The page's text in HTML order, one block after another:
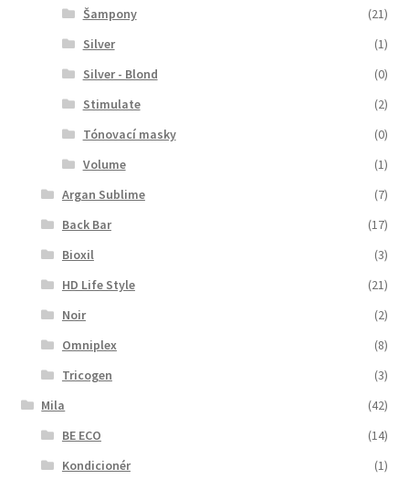
Šampony
(21)
Silver
(1)
Silver - Blond
(0)
Stimulate
(2)
Tónovací masky
(0)
Volume
(1)
Argan Sublime
(7)
Back Bar
(17)
Bioxil
(3)
HD Life Style
(21)
Noir
(2)
Omniplex
(8)
Tricogen
(3)
Mila
(42)
BE ECO
(14)
Kondicionér
(1)